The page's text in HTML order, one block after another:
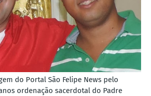
do Portal São Felipe News pelo
ordenação sacerdotal do Padre